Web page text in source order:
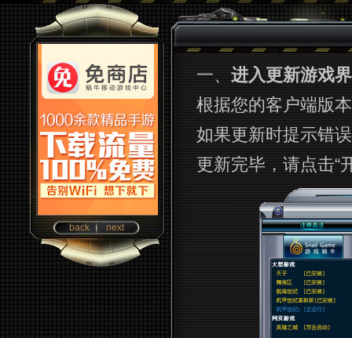
back next
一、进入更新游戏
根据您的客户端版
如果更新时提示错
更新完毕，请点击“